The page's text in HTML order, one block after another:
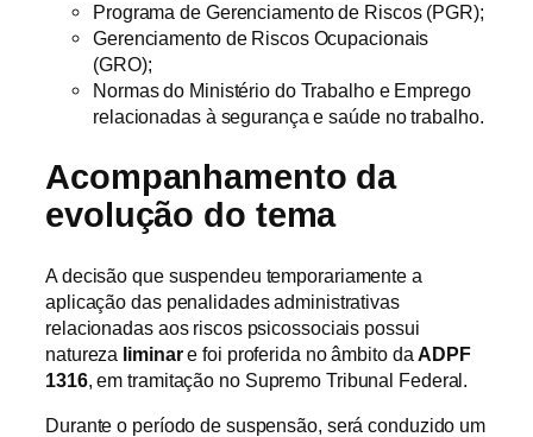
Programa de Gerenciamento de Riscos (PGR);
Gerenciamento de Riscos Ocupacionais
(GRO);
Normas do Ministério do Trabalho e Emprego
relacionadas à segurança e saúde no trabalho.
Acompanhamento da
evolução do tema
A decisão que suspendeu temporariamente a
aplicação das penalidades administrativas
relacionadas aos riscos psicossociais possui
natureza liminare foi proferida no âmbito daADPF
1316, em tramitação no Supremo Tribunal Federal.
Durante o período de suspensão, será conduzido um